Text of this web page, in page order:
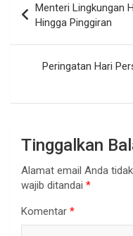
pos
Menteri Lingkungan
Hingga Pinggiran
Peringatan Hari
Tinggalkan
Alamat email Anda
wajib ditandai *
Komentar *